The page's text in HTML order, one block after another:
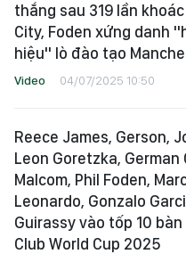
thắng sau 319 lần
City, Foden xứng danh
hiệu" lò đào tạo
Video 04/07/2025 10:50
Reece James, Gerson,
Leon Goretzka, German
Malcom, Phil Foden,
Leonardo, Gonzalo
Guirassy vào tốp 10
Club World Cup 2025